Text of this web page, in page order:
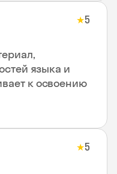
★5
языка и
к освоению
★5